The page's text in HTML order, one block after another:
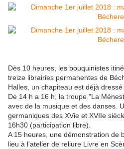
Dès 10 heures, les bouquinistes
treize librairies permanentes de
Halles, un chapiteau est déjà
De 14 h a 16 h, la troupe "La
avec de la musique et des danses.
germaniques des XVie et XVIIe
16h30 (participation libre).
A 15 heures, une démonstration de
lieu à l'atelier de reliure Livre en